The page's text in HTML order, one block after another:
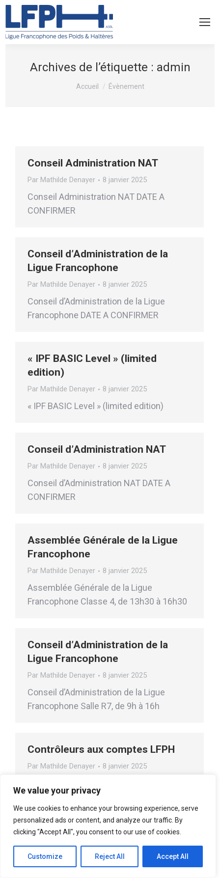
We value your privacy
We use cookies to enhance your browsing experience, serve
personalized ads or content, and analyze our traffic. By
clicking "Accept All", you consent to our use of cookies.
Customize Reject All Accept All
Archives de l’étiquette : admin
Vous êtes ici :
Accueil Évènement
Conseil Administration NAT
Par Mathilde Denayer 8 janvier 2025
Conseil Administration NAT DATE A
CONFIRMER
Conseil d’Administration de la
Ligue Francophone
Par Mathilde Denayer 8 janvier 2025
Conseil d’Administration de la Ligue
Francophone DATE A CONFIRMER
« IPF BASIC Level » (limited
edition)
Par Mathilde Denayer 8 janvier 2025
« IPF BASIC Level » (limited edition)
Conseil d’Administration NAT
Par Mathilde Denayer 8 janvier 2025
Conseil d’Administration NAT DATE A
CONFIRMER
Assemblée Générale de la Ligue
Francophone
Par Mathilde Denayer 8 janvier 2025
Assemblée Générale de la Ligue
Francophone Classe 4, de 13h30 à 16h30
Conseil d’Administration de la
Ligue Francophone
Par Mathilde Denayer 8 janvier 2025
Conseil d’Administration de la Ligue
Francophone Salle R7, de 9h à 16h
Contrôleurs aux comptes LFPH
Par Mathilde Denayer 8 janvier 2025